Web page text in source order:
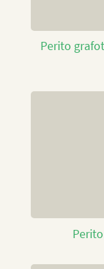
Perito